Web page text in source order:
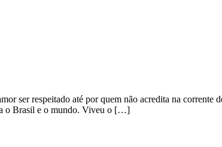
ser respeitado até por quem não acredita na corrente
o Brasil e o mundo. Viveu o […]